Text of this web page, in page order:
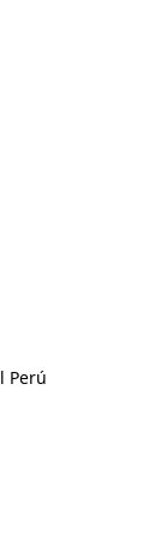
Perú